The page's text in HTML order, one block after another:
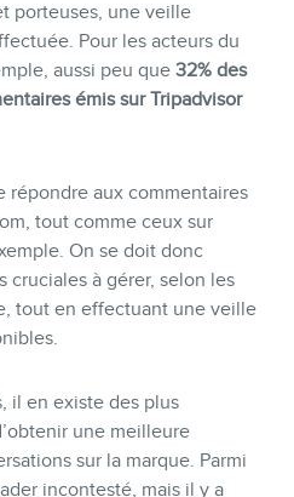
porteuses, une veille
Pour les acteurs du
aussi peu que 32% des
émis sur Tripadvisor
répondre aux commentaires
tout comme ceux sur
On se doit donc
cruciales à gérer, selon les
tout en effectuant une veille
il en existe des plus
une meilleure
sur la marque. Parmi
incontesté, mais il y a